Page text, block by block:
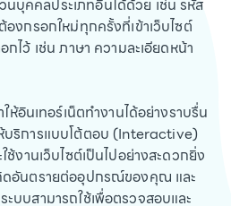
บุคคลประเภทอื่นได้ด้วย เช่น รหัส
องกรอกใหม่ทุกครั้งที่เข้าเว็บไซต์
ไว้ เช่น ภาษา ความละเอียดหน้า
อินเทอร์เน็ตทำงานได้อย่างราบรื่น
บริการแบบโต้ตอบ (Interactive)
ช้งานเว็บไซต์เป็นไปอย่างสะดวกยิ่ง
ดอันตรายต่ออุปกรณ์ของคุณ และ
บบสามารถใช้เพื่อตรวจสอบและ